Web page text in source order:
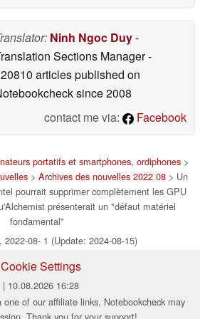
Ninh Ngoc Duy-
Sections Manager-
articles published on
since 2008
contact me via:
Facebook
portatifs et smartphones, ordiphones >
> Archives des nouvelles 2022 08 > Un
pourrait supprimer complètement les GPU
présenterait un "défaut matériel
fondamental"
2022-08- 1 (Update: 2024-08-15)
Cookie Settings
| 10.08.2026 16:28
of our affiliate links, Notebookcheck may